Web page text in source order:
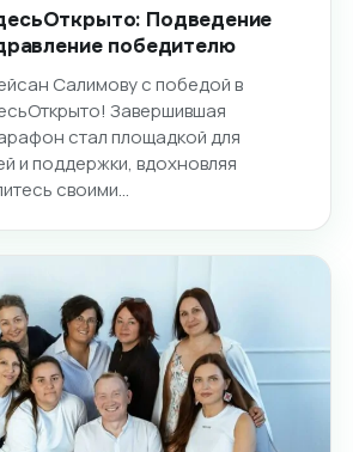
Подведение
победителю
Салимову с победой в
Завершившая
стал площадкой для
и поддержки, вдохновляя
своими…